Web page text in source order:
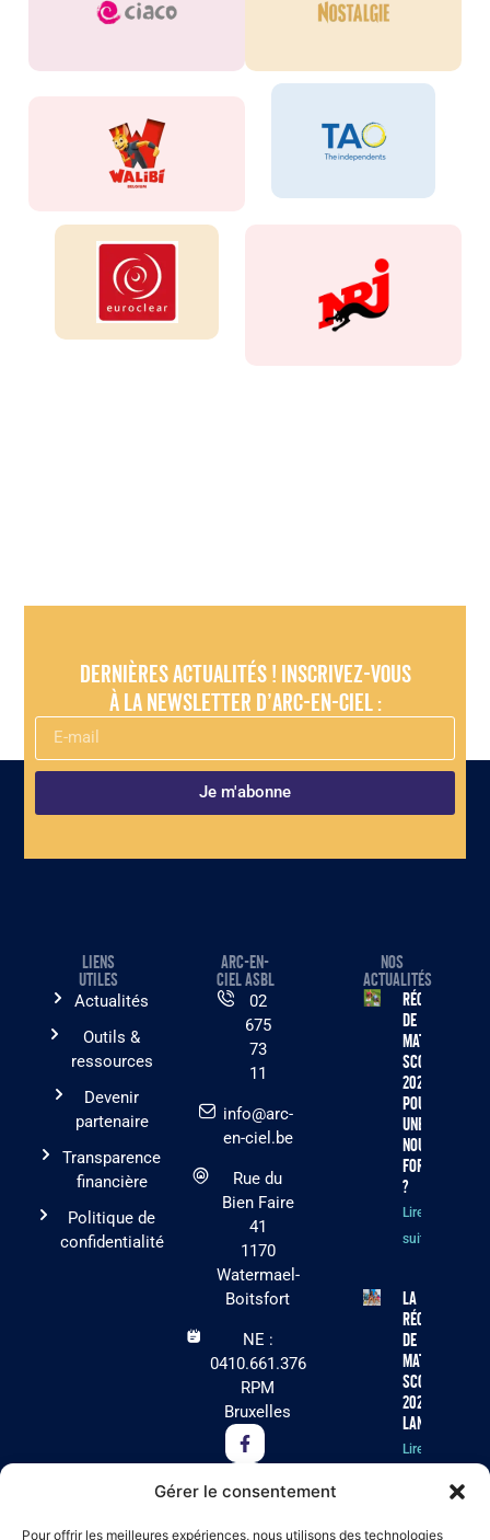
Gérer le consentement
Pour offrir les meilleures expériences, nous utilisons des technologies
Dernières actualités ! Inscrivez-vous
à la newsletter d’Arc-en-Ciel :
Je m'abonne
LIENS
UTILES
Actualités
Outils &
ressources
Devenir
partenaire
Transparence
financière
Politique de
confidentialité
ARC-EN-
CIEL ASBL
02
675
73
11
info@arc-
en-ciel.be
Rue du
Bien Faire
41
1170
Watermael-
Boitsfort
NE :
0410.661.376
RPM
Bruxelles
NOS
ACTUALITÉS
Récolte
de
matériel
scolaire
2026 :
pourquoi
une
nouvelle
formule
?
Lire la
suite »
La
récolte
de
matériel
scolaire
2026 est
lancée !
Lire la
Cet été, Arc-